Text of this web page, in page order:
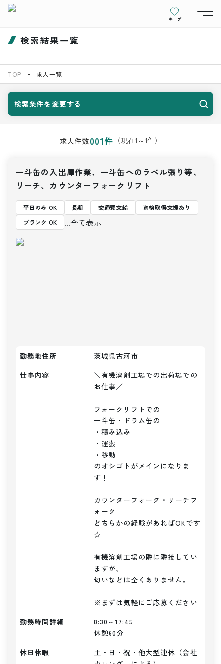
キープ
検索結果一覧
TOP 求人一覧
検索条件を変更する
求人件数001件 （現在1 ～1件）
一斗缶の入出庫作業、一斗缶へのラベル張り等、
リーチ、カウンターフォークリフト
平日のみ OK 長期 交通費支給
資格取得支援あり
ブランク OK
...全て表示
勤務地住所
茨城県古河市
仕事内容
＼有機溶剤工場での出荷場での
お仕事／
フォークリフトでの
一斗缶・ドラム缶の
・積み込み
・運搬
・移動
のオシゴトがメインになりま
す！
カウンターフォーク・リーチフ
ォーク
どちらかの経験があればOKです
☆
有機溶剤工場の隣に隣接してい
ますが、
匂いなどは全くありません。
※まずは気軽にご応募ください
勤務時間詳細
8:30～17:45
休憩60分
休日休暇
土・日・祝・他大型連休（会社